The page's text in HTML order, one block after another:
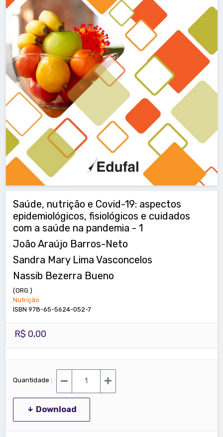
Saúde, nutrição e Covid-19: aspectos
epidemiológicos, fisiológicos e cuidados
com a saúde na pandemia - 1
João Araújo Barros-Neto
Sandra Mary Lima Vasconcelos
Nassib Bezerra Bueno
(ORG.)
Nutrição
ISBN 978-65-5624-052-7
R$ 0,00
Quantidade :
Download